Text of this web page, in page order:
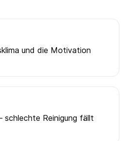
und die Motivation
schlechte Reinigung fällt